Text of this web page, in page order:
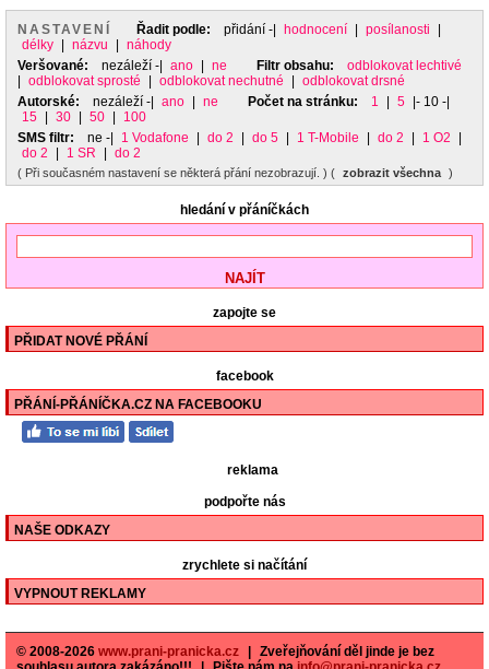
NASTAVENÍ Řadit podle: přidání -| hodnocení posílanosti
délky
názvu
náhody
Veršované:
nezáleží -| ano ne Filtr obsahu:
odblokovat lechtivé
odblokovat sprosté odblokovat nechutné
odblokovat drsné
Autorské:
nezáleží -| ano ne Počet na stránku: 1 5
|- 10 -|
15
30 50
100
SMS filtr:
ne -| 1 Vodafone do 2 do 5 1 T-Mobile do 2 1 O2
do 2
1 SR do 2
( Při současném nastavení se některá přání nezobrazují. ) ( zobrazit všechna )
hledání v přáníčkách
zapojte se
PŘIDAT NOVÉ PŘÁNÍ
facebook
PŘÁNÍ-PŘÁNÍČKA.CZ NA FACEBOOKU
reklama
podpořte nás
NAŠE ODKAZY
zrychlete si načítání
VYPNOUT REKLAMY
© 2008-2026 www.prani-pranicka.cz
Zveřejňování děl jinde je bez